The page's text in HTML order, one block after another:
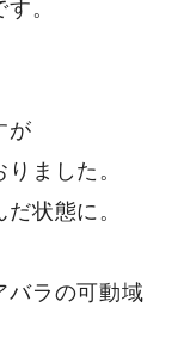
。
が
ました。
状態に。
バラの可動域